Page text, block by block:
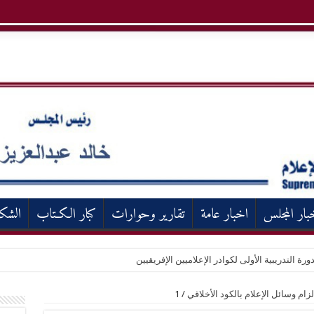
المجلس اخبار عامة تقارير وحوارات كبار الكـتاب
التدريبية الأولى لكوادر الإعلاميين الإفريقيين
وسائل الإعلام بالكود الأخلاقي /
1